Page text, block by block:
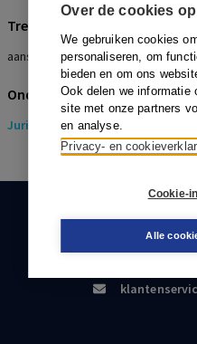
Over de cookies
We gebruiken cookies
personaliseren, om
bieden en om ons
Ook delen we informatie
site met onze partners
en analyse.
Privacy- en
Cookie-
Alle
Trefwoorden
aansprakelijkheid,
Onderwerpen
Juridisch> Pensioenrecht
088-0301000